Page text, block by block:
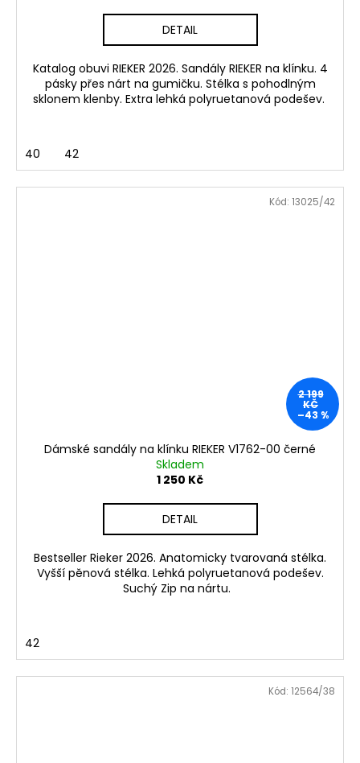
DETAIL
Katalog obuvi RIEKER 2026. Sandály RIEKER na klínku. 4
pásky přes nárt na gumičku. Stélka s pohodlným
sklonem klenby. Extra lehká polyruetanová podešev.
40 42
2 199
KČ
–43 %
Dámské sandály na klínku RIEKER V1762-00 černé
Skladem
1 250 Kč
DETAIL
Bestseller Rieker 2026. Anatomicky tvarovaná stélka.
Vyšší pěnová stélka. Lehká polyruetanová podešev.
Suchý Zip na nártu.
42
Kód: 13025/42
Kód: 12564/38